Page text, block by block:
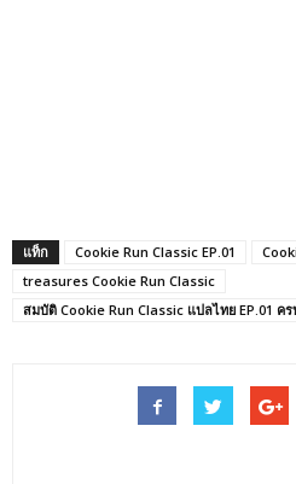
แท็ก Cookie Run Classic EP.01
treasures Cookie Run Classic
สมบัติ Cookie Run Classic แปลไทย EP.01 คร